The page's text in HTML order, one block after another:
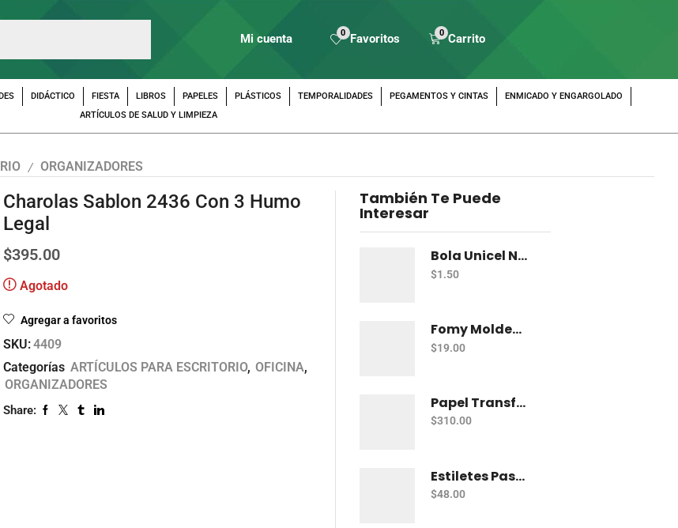
Mi cuenta 0 Favoritos 0 Carrito
DIDÁCTICO FIESTA LIBROS PAPELES PLÁSTICOS TEMPORALIDADES PEGAMENTOS Y CINTAS
ENMICADO Y ENGARGOLADO
ARTÍCULOS DE SALUD Y LIMPIEZA
/ ORGANIZADORES
Charolas Sablon 2436 Con 3 Humo
Legal
$395.00
Agotado
Agregar a favoritos
SKU:4409
Categorías ARTÍCULOS PARA ESCRITORIO, OFICINA,
ORGANIZADORES
Share:
También Te Puede
Interesar
Bola Unicel Naviempaques Esfera # 0 2 Cm
$1.50
Fomy Moldeable Pelikan Azul
$19.00
Papel Transfer Kronaline Tr305 Telas Obscuras Con 10
$310.00
Estiletes Pascua Para Moldear Fomy Con 5 Fm-002
$48.00